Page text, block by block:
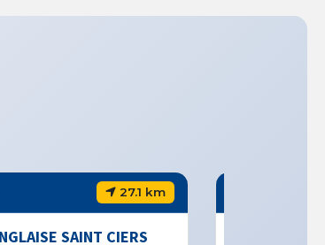
Club de boxe
UAC SECTION BOXE CADILLAC